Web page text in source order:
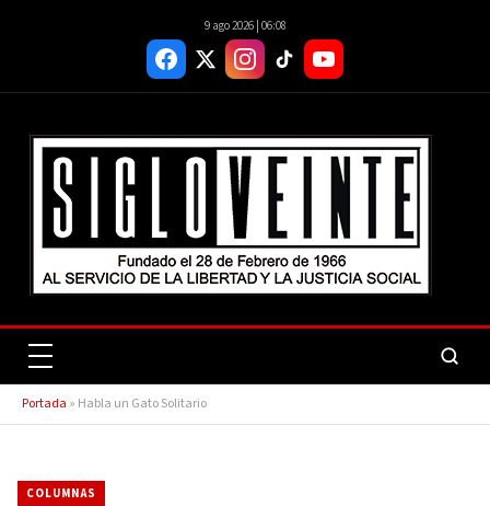
9 ago 2026 | 06:08
Portada » Habla un Gato Solitario
COLUMNAS